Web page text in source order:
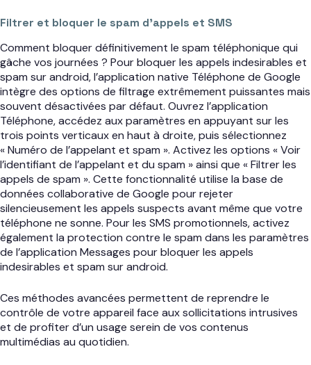
Filtrer et bloquer le spam d’appels et SMS
Comment bloquer définitivement le spam téléphonique qui
gâche vos journées ? Pour bloquer les appels indesirables et
spam sur android, l’application native Téléphone de Google
intègre des options de filtrage extrêmement puissantes mais
souvent désactivées par défaut. Ouvrez l’application
Téléphone, accédez aux paramètres en appuyant sur les
trois points verticaux en haut à droite, puis sélectionnez
« Numéro de l’appelant et spam ». Activez les options « Voir
l’identifiant de l’appelant et du spam » ainsi que « Filtrer les
appels de spam ». Cette fonctionnalité utilise la base de
données collaborative de Google pour rejeter
silencieusement les appels suspects avant même que votre
téléphone ne sonne. Pour les SMS promotionnels, activez
également la protection contre le spam dans les paramètres
de l’application Messages pour bloquer les appels
indesirables et spam sur android.
Ces méthodes avancées permettent de reprendre le
contrôle de votre appareil face aux sollicitations intrusives
et de profiter d’un usage serein de vos contenus
multimédias au quotidien.